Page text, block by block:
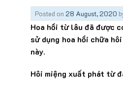
Posted on 28 August, 2020
Hoa hồi từ lâu đã được
sử dụng hoa hồi chữa
này.
Hôi miệng xuất phát từ